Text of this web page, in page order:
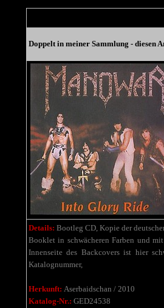
Doppelt in meiner Sammlung - diesen
Details: Bootleg CD, Kopie der
Booklet in schwächeren Farben und
Innenseite des Backcovers ist hier
Katalognummer,
Herkunft: Aserbaidschan / 2010
Katalog-Nr.: GED24538